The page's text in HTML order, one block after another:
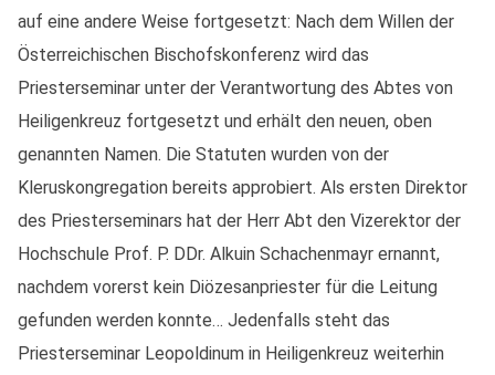
auf eine andere Weise fortgesetzt: Nach dem Willen der
Österreichischen Bischofskonferenz wird das
Priesterseminar unter der Verantwortung des Abtes von
Heiligenkreuz fortgesetzt und erhält den neuen, oben
genannten Namen. Die Statuten wurden von der
Kleruskongregation bereits approbiert. Als ersten Direktor
des Priesterseminars hat der Herr Abt den Vizerektor der
Hochschule Prof. P. DDr. Alkuin Schachenmayr ernannt,
nachdem vorerst kein Diözesanpriester für die Leitung
gefunden werden konnte… Jedenfalls steht das
Priesterseminar Leopoldinum in Heiligenkreuz weiterhin